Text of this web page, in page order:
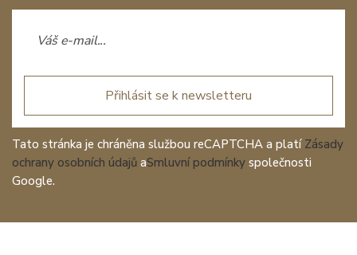
Přihlásit se k newsletteru
Tato stránka je chráněna službou reCAPTCHA a platí Zásady
ochrany osobních údajů aSmluvní podmínky společnosti
Google.